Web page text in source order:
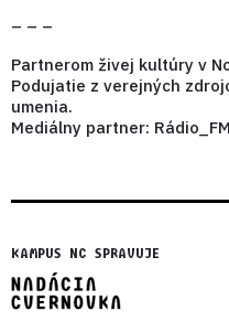
– – –
Partnerom živej kultúry v
Podujatie z verejných
umenia.
Mediálny partner:
KAMPUS NC SPRAVUJE